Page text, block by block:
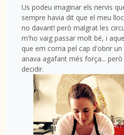
Us podeu imaginar els nervis
sempre havia dit que el meu
no davant! però malgrat les
m'ho vaig passar molt bé, i
que em corria pel cap d'obrir
anava agafant més força...
decidir.